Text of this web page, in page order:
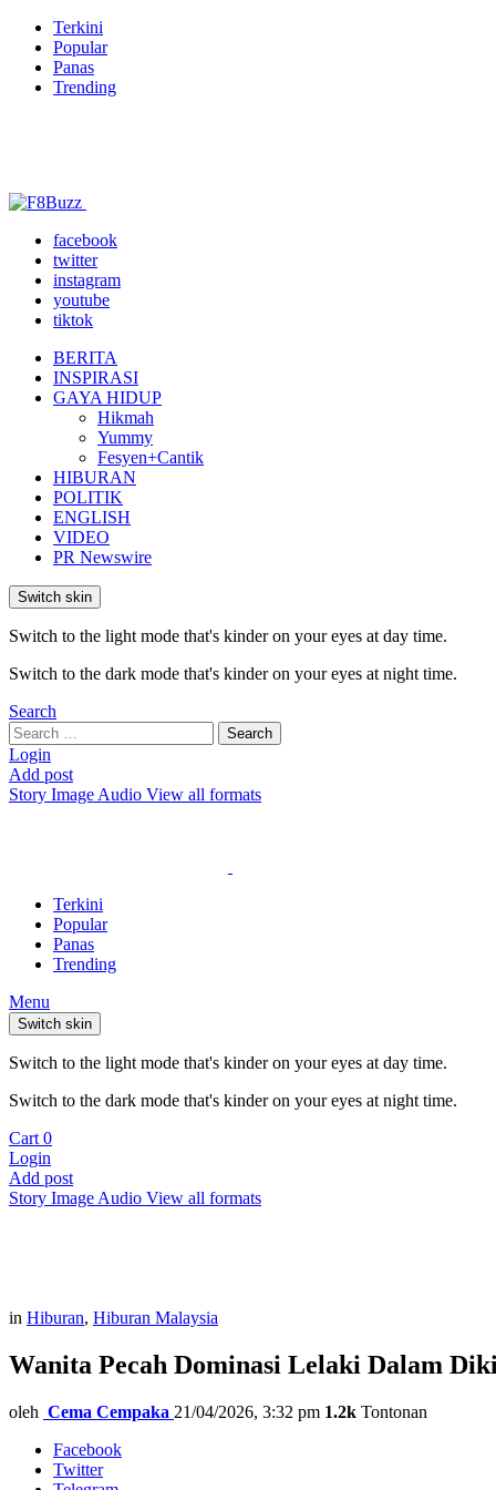
Terkini
Popular
Panas
Trending
facebook
twitter
instagram
youtube
tiktok
BERITA
INSPIRASI
GAYA HIDUP
Hikmah
Yummy
Fesyen+Cantik
HIBURAN
POLITIK
ENGLISH
VIDEO
PR Newswire
Switch skin
Switch to the light mode that's kinder on your eyes at day time.
Switch to the dark mode that's kinder on your eyes at night time.
Search
Search
for:
Search
Login
Add post
Story Image Audio View all formats
Terkini
Popular
Panas
Trending
Menu
Switch skin
Switch to the light mode that's kinder on your eyes at day time.
Switch to the dark mode that's kinder on your eyes at night time.
Cart 0
Login
Add post
Story Image Audio View all formats
in Hiburan, Hiburan Malaysia
Wanita Pecah Dominasi Lelaki Dalam
oleh Cema Cempaka 21/04/2026, 3:32 pm 1.2k Tontonan
Facebook
Twitter